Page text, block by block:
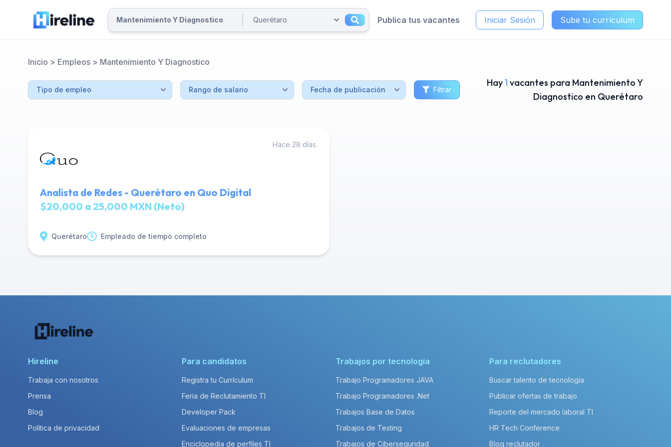
Publica tus vacantes Iniciar Sesión Sube tu currículum
Inicio > Empleos > Mantenimiento Y Diagnostico
Filtrar
Hay1 vacantes para Mantenimiento Y
Diagnostico en Querétaro
Hace 28 días.
Analista de Redes - Querétaro en Quo Digital
$20,000 a 25,000 MXN (Neto)
Querétaro Empleado de tiempo completo
Hireline
Trabaja con nosotros
Prensa
Blog
Política de privacidad
Para candidatos
Registra tu Currículum
Feria de Reclutamiento TI
Developer Pack
Evaluaciones de empresas
Enciclopedia de perfiles TI
Trabajos por tecnología
Trabajo Programadores JAVA
Trabajo Programadores .Net
Trabajos Base de Datos
Trabajos de Testing
Trabajos de Ciberseguridad
Para reclutadores
Buscar talento de tecnología
Publicar ofertas de trabajo
Reporte del mercado laboral TI
HR Tech Conference
Blog reclutador